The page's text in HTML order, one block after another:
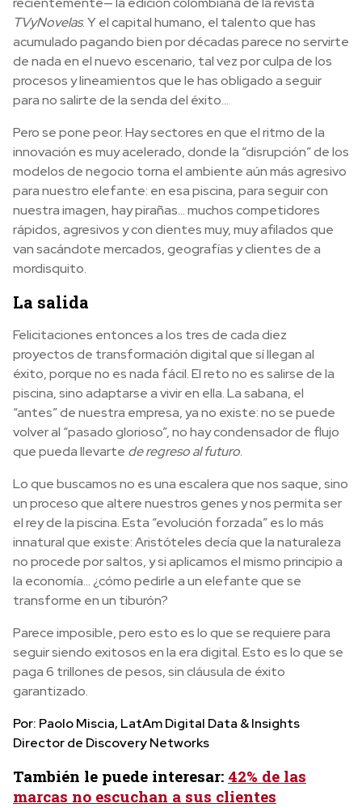
TVyNovelas. Y el capital humano, el talento que has
acumulado pagando bien por décadas parece no servirte
de nada en el nuevo escenario, tal vez por culpa de los
procesos y lineamientos que le has obligado a seguir
para no salirte de la senda del éxito…
Pero se pone peor. Hay sectores en que el ritmo de la
innovación es muy acelerado, donde la “disrupción” de los
modelos de negocio torna el ambiente aún más agresivo
para nuestro elefante: en esa piscina, para seguir con
nuestra imagen, hay pirañas… muchos competidores
rápidos, agresivos y con dientes muy, muy afilados que
van sacándote mercados, geografías y clientes de a
mordisquito.
La salida
Felicitaciones entonces a los tres de cada diez
proyectos de transformación digital que sí llegan al
éxito, porque no es nada fácil. El reto no es salirse de la
piscina, sino adaptarse a vivir en ella. La sabana, el
“antes” de nuestra empresa, ya no existe: no se puede
volver al “pasado glorioso”, no hay condensador de flujo
que pueda llevarte de regreso al futuro.
Lo que buscamos no es una escalera que nos saque, sino
un proceso que altere nuestros genes y nos permita ser
el rey de la piscina. Esta “evolución forzada” es lo más
innatural que existe: Aristóteles decía que la naturaleza
no procede por saltos, y si aplicamos el mismo principio a
la economía… ¿cómo pedirle a un elefante que se
transforme en un tiburón?
Parece imposible, pero esto es lo que se requiere para
seguir siendo exitosos en la era digital. Esto es lo que se
paga 6 trillones de pesos, sin cláusula de éxito
garantizado.
Por: Paolo Miscia, LatAm Digital Data & Insights
Director de Discovery Networks
También le puede interesar: 42% de las
marcas no escuchan a sus clientes